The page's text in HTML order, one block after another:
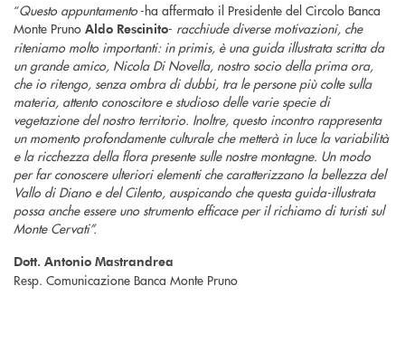
“Questo appuntamento-ha affermato il Presidente del Circolo Banca
Monte Pruno Aldo Rescinito- racchiude diverse motivazioni, che
riteniamo molto importanti: in primis, è una guida illustrata scritta da
un grande amico, Nicola Di Novella, nostro socio della prima ora,
che io ritengo, senza ombra di dubbi, tra le persone più colte sulla
materia, attento conoscitore e studioso delle varie specie di
vegetazione del nostro territorio. Inoltre, questo incontro rappresenta
un momento profondamente culturale che metterà in luce la variabilità
e la ricchezza della flora presente sulle nostre montagne. Un modo
per far conoscere ulteriori elementi che caratterizzano la bellezza del
Vallo di Diano e del Cilento, auspicando che questa guida-illustrata
possa anche essere uno strumento efficace per il richiamo di turisti sul
Monte Cervati”.
Dott. Antonio Mastrandrea
Resp. Comunicazione Banca Monte Pruno